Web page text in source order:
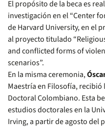
El propósito de la beca es
investigación en el “Center
de Harvard University, en el
al proyecto titulado
and conflicted forms of
scenarios”.
En la misma ceremonia,
Maestría en Filosofía,
Doctoral Colombiano. Esta
estudios doctorales en la
Irving, a partir de agosto del